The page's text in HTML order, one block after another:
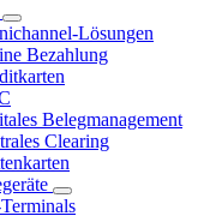
Lösungen
Bezahlung
Belegmanagement
Clearing